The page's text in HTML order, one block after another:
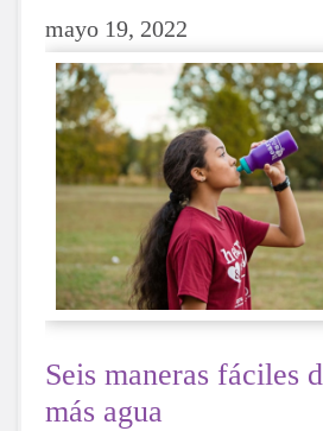
mayo 19, 2022
Seis maneras fáciles
más agua